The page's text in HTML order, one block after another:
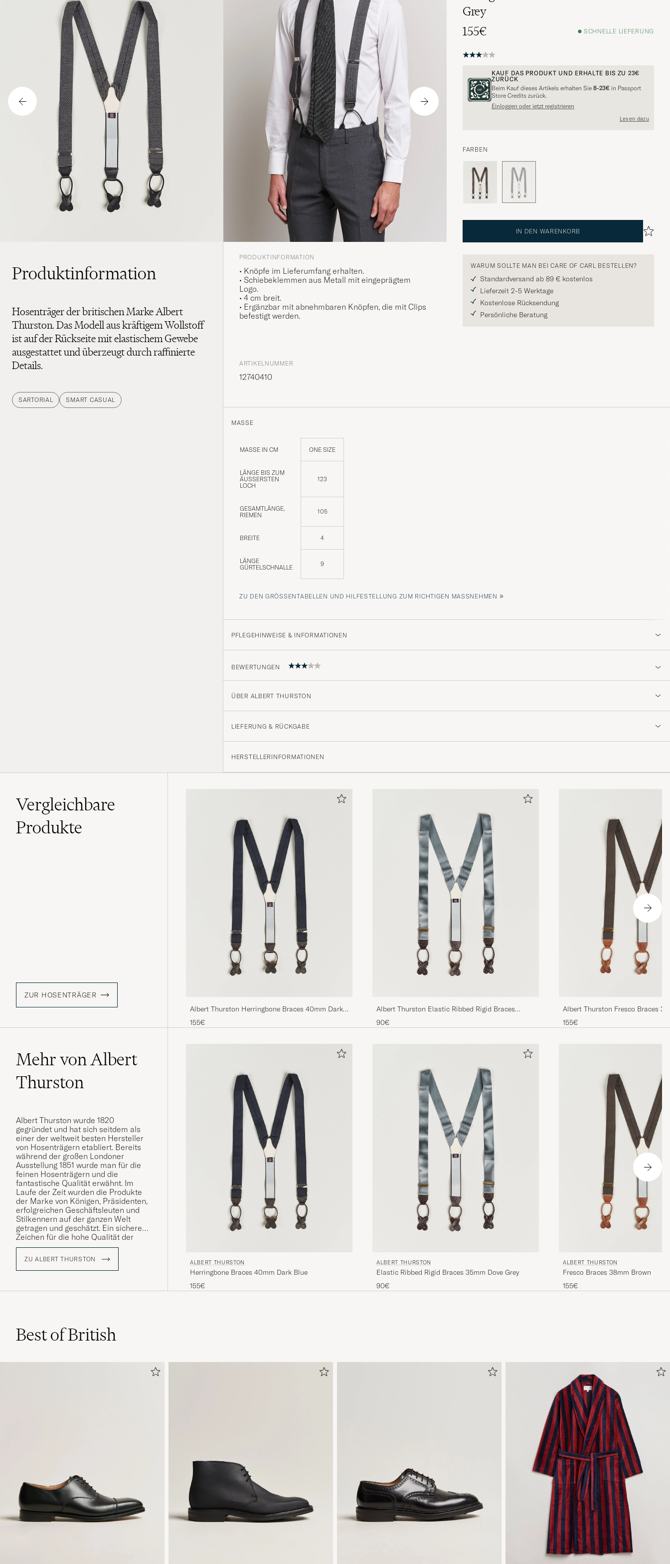
Grey
155€
SCHNELLE LIEFERUNG
KAUF DAS PRODUKT UND ERHALTE BIS ZU 23€
ZURÜCK
Beim Kauf dieses Artikels erhalten Sie 8-23€ in Passport
Store Credits zurück.
Einloggen oder jetzt registrieren
Lesen dazu
FARBEN
IN DEN WARENKORB
WARUM SOLLTE MAN BEI CARE OF CARL BESTELLEN?
Standardversand ab 89 € kostenlos
Lieferzeit 2-5 Werktage
Kostenlose Rücksendung
Persönliche Beratung
Produktinformation
Hosenträger der britischen Marke Albert
Thurston. Das Modell aus kräftigem Wollstoff
ist auf der Rückseite mit elastischem Gewebe
ausgestattet und überzeugt durch raffinierte
Details.
SARTORIAL SMART CASUAL
PRODUKTINFORMATION
• Knöpfe im Lieferumfang erhalten.
• Schiebeklemmen aus Metall mit eingeprägtem
Logo.
• 4 cm breit.
• Ergänzbar mit abnehmbaren Knöpfen, die mit Clips
befestigt werden.
ARTIKELNUMMER
12740410
MASSE
MASSE IN CM ONE SIZE
LÄNGE BIS ZUM
ÄUSSERSTEN L
OCH
123
GESAMTLÄNGE,
RIEMEN
105
BREITE 4
LÄNGE
GÜRTELSCHNALLE
9
ZU DEN GRÖSSENTABELLEN UND HILFESTELLUNG ZUM RICHTIGEN MASSNEHMEN »
PFLEGEHINWEISE & INFORMATIONEN
BEWERTUNGEN
3
ÜBER ALBERT THURSTON
LIEFERUNG & RÜCKGABE
HERSTELLERINFORMATIONEN
Vergleichbare
Produkte
ZUR HOSENTRÄGER
Albert Thurston Herringbone Braces 40mm Dark
Blue
155€
Albert Thurston Elastic Ribbed Rigid Braces
35mm Dove Grey
90€
Albert Thurston Fresco Braces
155€
Mehr von Albert
Thurston
Albert Thurston wurde 1820
gegründet und hat sich seitdem als
einer der weltweit besten Hersteller
von Hosenträgern etabliert. Bereits
während der großen Londoner
Ausstellung 1851 wurde man für die
feinen Hosenträgern und die
fantastische Qualität erwähnt. Im
Laufe der Zeit wurden die Produkte
der Marke von Königen, Präsidenten,
erfolgreichen Geschäftsleuten und
Stilkennern auf der ganzen Welt
getragen und geschätzt. Ein sicheres
Zeichen für die hohe Qualität der
Produkte.
ZU ALBERT THURSTON ALBERT THURSTON
Herringbone Braces 40mm Dark Blue
155€
ALBERT THURSTON
Elastic Ribbed Rigid Braces 35mm Dove Grey
90€
ALBERT THURSTON
Fresco Braces 38mm Brown
155€
Best of British